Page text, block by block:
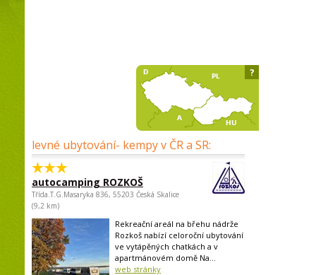
levné ubytování- kempy v ČR a SR:
autocamping ROZKOŠ
Třída.T.G.Masaryka 836, 55203 Česká Skalice
(9,2 km)
Rekreační areál na břehu nádrže
Rozkoš nabízí celoroční ubytování
ve vytápěných chatkách a v
apartmánovém domě Na...
web stránky
?